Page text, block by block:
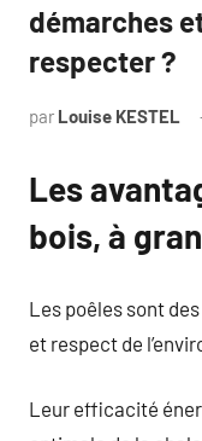
démarches
respecter ?
par Louise KESTEL
Les
bois, à
Les poêles sont
et respect de
Leur efficacité